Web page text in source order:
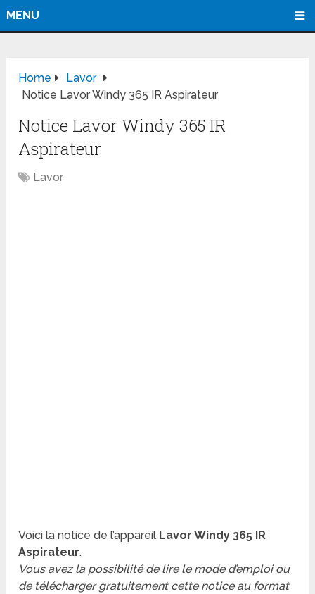
MENU
Home
Lavor
Notice Lavor Windy 365 IR Aspirateur
Notice Lavor Windy 365 IR
Aspirateur
Lavor
Voici la notice de l’appareil Lavor Windy 365 IR
Aspirateur.
Vous avez la possibilité de lire le mode d’emploi ou
de télécharger gratuitement cette notice au format